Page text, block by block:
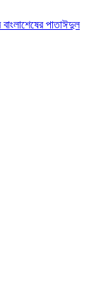
শেষের পাতাঈদুল